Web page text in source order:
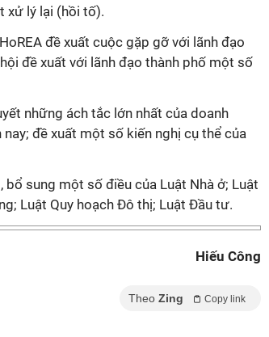
xử lý lại (hồi tố).
đề xuất cuộc gặp gỡ với lãnh đạo
đề xuất với lãnh đạo thành phố một số
những ách tắc lớn nhất của doanh
đề xuất một số kiến nghị cụ thể của
sung một số điều của Luật Nhà ở; Luật
Luật Quy hoạch Đô thị; Luật Đầu tư.
Hiếu Công
Theo Zing Copy link